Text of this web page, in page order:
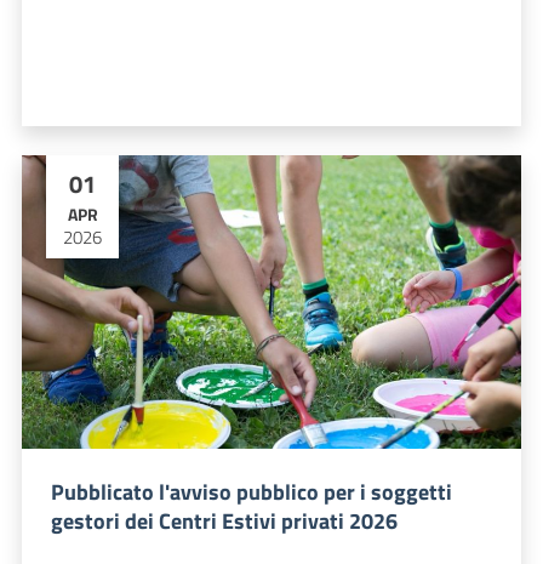
01
APR
2026
Pubblicato l'avviso pubblico per i soggetti
gestori dei Centri Estivi privati 2026